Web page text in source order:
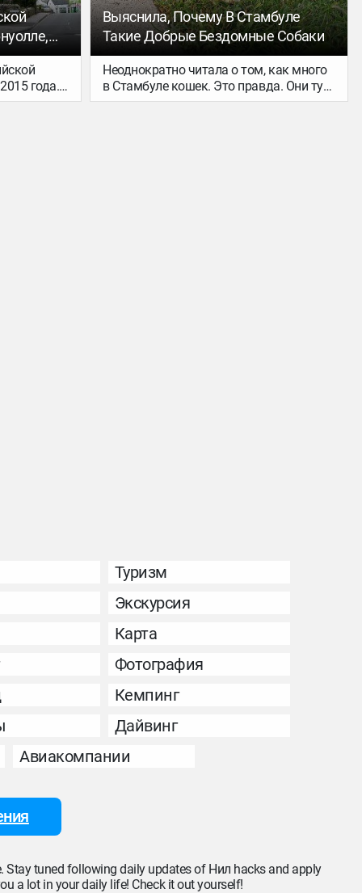
года.
меня
Выяснила, Почему В Стамбуле
Такие Добрые Бездомные Собаки
Неоднократно читала о том, как много
в Стамбуле кошек. Это правда. Они тут
очень самостоятельные, деловые и
Туризм
Экскурсия
Карта
Фотография
Кемпинг
Дайвинг
Авиакомпании
Stay tuned following daily updates of Нил hacks and apply
a lot in your daily life! Check it out yourself!